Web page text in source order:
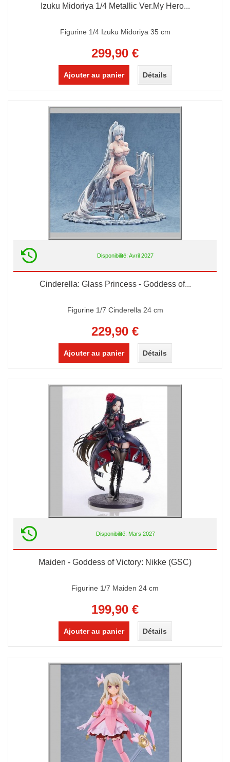
Izuku Midoriya 1/4 Metallic Ver.My Hero...
Figurine 1/4 Izuku Midoriya 35 cm
299,90 €
Ajouter au panier Détails
Disponibilité: Avril 2027
Cinderella: Glass Princess - Goddess of...
Figurine 1/7 Cinderella 24 cm
229,90 €
Ajouter au panier Détails
Disponibilité: Mars 2027
Maiden - Goddess of Victory: Nikke (GSC)
Figurine 1/7 Maiden 24 cm
199,90 €
Ajouter au panier Détails